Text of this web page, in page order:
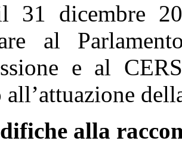
31 dicembre
al
e al
alla